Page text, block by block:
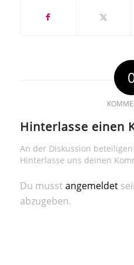
Hinterlasse einen
An der Diskussion
Hinterlasse uns deinen
Du musst angemeldet
abzugeben.